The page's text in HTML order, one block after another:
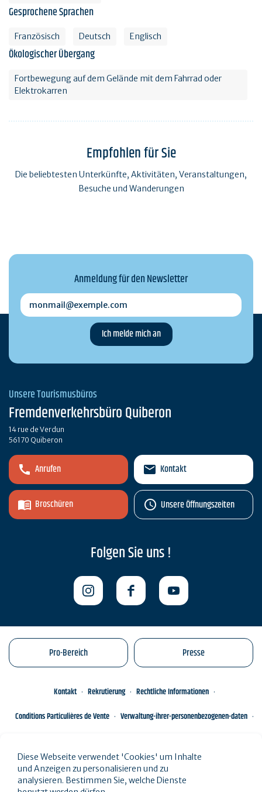
Gesprochene Sprachen
Französisch Deutsch Englisch
Ökologischer Übergang
Fortbewegung auf dem Gelände mit dem Fahrrad oder
Elektrokarren
Empfohlen für Sie
Die beliebtesten Unterkünfte, Aktivitäten, Veranstaltungen,
Besuche und Wanderungen
Anmeldung für den Newsletter
monmail@exemple.com
Unsere Tourismusbüros
Fremdenverkehrsbüro Quiberon
14 rue de Verdun
56170 Quiberon
Anrufen
Broschüren
Kontakt
Unsere Öffnungszeiten
Folgen Sie uns !
Pro-Bereich Presse
Kontakt Rekrutierung
Rechtliche Informationen
Conditions Particulières de Vente
Verwaltung-ihrer-personenbezogenen-daten
Diese Webseite verwendet 'Cookies' um Inhalte
und Anzeigen zu personalisieren und zu
analysieren. Bestimmen Sie, welche Dienste